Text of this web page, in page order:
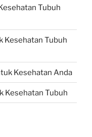
Tubuh
Kesehatan Tubuh
Kesehatan Anda
Kesehatan Tubuh